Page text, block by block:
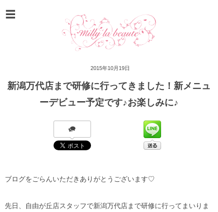
2015年10月19日
新潟万代店まで研修に行ってきました！新メニュ
ーデビュー予定です♪お楽しみに♪
ブログをごらんいただきありがとうございます♡
先日、自由が丘店スタッフで新潟万代店まで研修に行ってまいりま